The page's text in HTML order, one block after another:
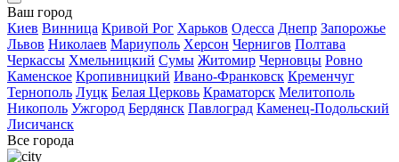
Ваш город
Киев Винница Кривой Рог Харьков Одесса Днепр Запорожье
Львов Николаев Мариуполь Херсон Чернигов Полтава
Черкассы Хмельницкий Сумы Житомир Черновцы Ровно
Каменское Кропивницкий Ивано-Франковск Кременчуг
Тернополь Луцк Белая Церковь Краматорск Мелитополь
Никополь Ужгород Бердянск Павлоград Каменец-Подольский
Лисичанск
Все города